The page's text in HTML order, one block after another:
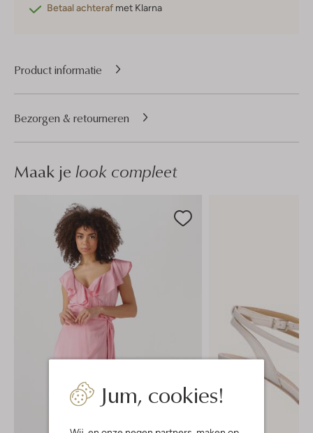
Jum, cookies!
Betaal achteraf met Klarna
Product informatie
Bezorgen & retourneren
Maak je look compleet